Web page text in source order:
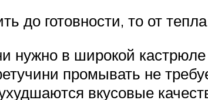
до готовности, то от
нужно в широкой
промывать не
вкусовые